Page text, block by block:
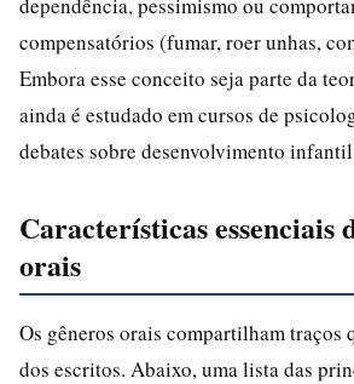
compensatórios (fumar, roer unhas,
Embora esse conceito seja parte da
ainda é estudado em cursos de
debates sobre desenvolvimento
Características essenciais
orais
Os gêneros orais compartilham traços
dos escritos. Abaixo, uma lista das